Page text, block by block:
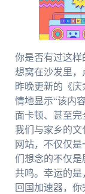
你是否有过这样
想窝在沙发里，
昨晚更新的《
情地显示“该内
面卡顿、甚至
我们与家乡的文
网站，不仅仅
们想念的不仅
共鸣。幸运的是
回国加速器，